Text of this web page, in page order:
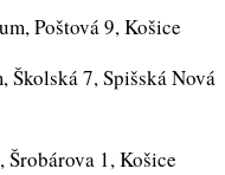
Poštová 9, Košice
7, Spišská Nová
1, Košice